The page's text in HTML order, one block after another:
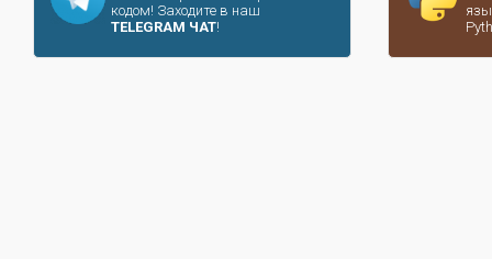
кодом! Заходите в наш
TELEGRAM ЧАТ!